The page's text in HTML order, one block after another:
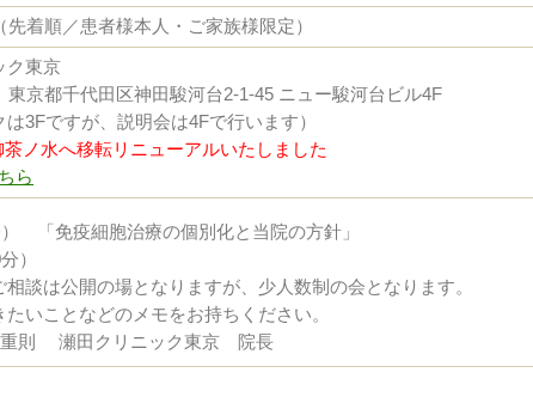
先着順／患者様本人・ご家族様限定）
ク東京
京都千代田区神田駿河台2-1-45 ニュー駿河台ビル4F
は3Fですが、説明会は4Fで行います）
ノ水へ移転リニューアルいたしました
ら
「免疫細胞治療の個別化と当院の方針」
）
談は公開の場となりますが、少人数制の会となります。
たいことなどのメモをお持ちください。
則 瀬田クリニック東京 院長